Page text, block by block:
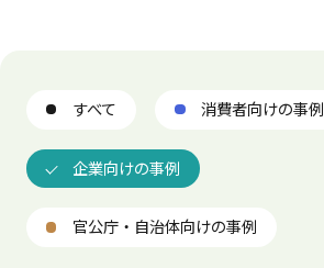
すべて 消費者向けの事例
企業向けの事例
官公庁・自治体向けの事例